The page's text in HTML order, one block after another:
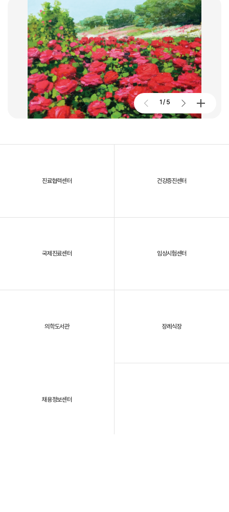
암환자의 관리 - 대구파티마병원 혈액종양내과 이선아 과장
2026. 01. 02
2025년, 대구파티마병원을 되돌아보다
2026.07.29
우성진 동구청장, 대구파티마병원 방문
2026.07.28
대구파티마병원, 스타키보청기 대구센터로부터 개원 70주년 기념
노트북 기증 받아
2026.07.27
대구파티마병원, 개원 70주년 기념 및 제11회 생명사랑 생명주간 축제
1 / 5
진료협력센터 건강증진센터
국제진료센터 임상시험센터
의학도서관 장례식장
채용정보센터